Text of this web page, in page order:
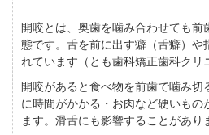
開咬とは、奥歯を噛み合わせても
態です。舌を前に出す癖（舌癖）や
れています（とも歯科矯正歯科クリ
開咬があると食べ物を前歯で噛み
に時間がかかる・お肉など硬いも
ます。滑舌にも影響することがあり